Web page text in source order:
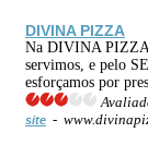
DIVINA PIZZA
Na DIVINA
servimos, e pelo
esforçamos por
site -